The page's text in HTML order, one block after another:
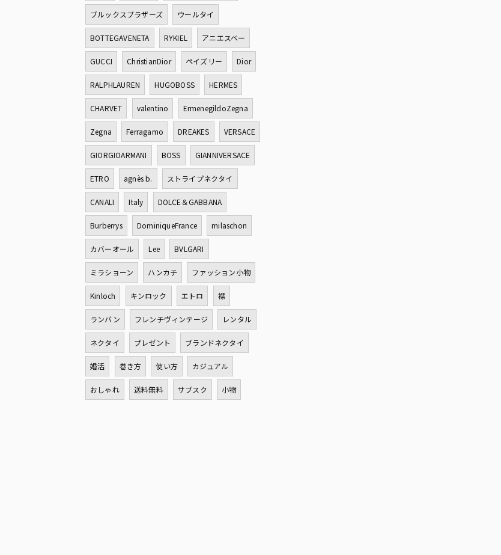
ブルックスブラザーズ ウールタイ
BOTTEGAVENETA RYKIEL アニエスベー
GUCCI ChristianDior ペイズリー Dior
RALPHLAUREN HUGOBOSS HERMES
CHARVET valentino ErmenegildoZegna
Zegna Ferragamo DREAKES VERSACE
GIORGIOARMANI BOSS GIANNIVERSACE
ETRO agnès b. ストライプネクタイ
CANALI Italy DOLCE＆GABBANA
Burberrys DominiqueFrance milaschon
カバーオール Lee BVLGARI
ミラショーン ハンカチ ファッション小物
Kinloch キンロック エトロ 襟
ランバン フレンチヴィンテージ レンタル
ネクタイ プレゼント ブランドネクタイ
婚活 巻き方 使い方 カジュアル
おしゃれ 送料無料 サブスク 小物